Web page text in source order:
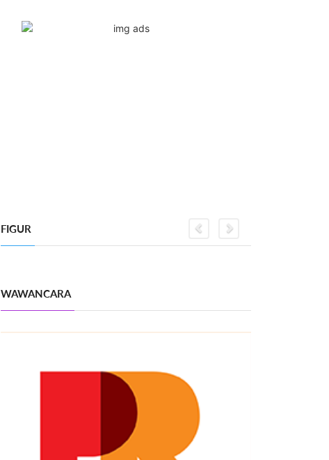
FIGUR
WAWANCARA